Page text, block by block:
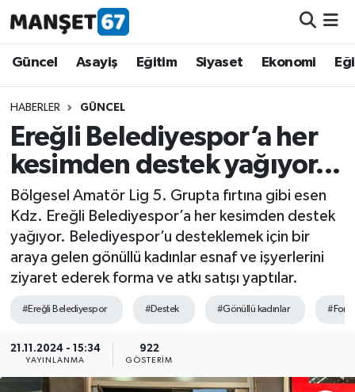
Güncel Asayiş Eğitim Siyaset Ekonomi
HABERLER GÜNCEL
Ereğli Belediyespor’a her
kesimden destek yağıyor...
Bölgesel Amatör Lig 5. Grupta fırtına gibi esen
Kdz. Ereğli Belediyespor’a her kesimden destek
yağıyor. Belediyespor’u desteklemek için bir
araya gelen gönüllü kadınlar esnaf ve işyerlerini
ziyaret ederek forma ve atkı satışı yaptılar.
#Ereğli Belediyespor #Destek #Gönüllü kadınlar
21.11.2024 - 15:34
YAYINLANMA
922
GÖSTERIM
Güncel
Asayiş
Siyaset
Eğitim
Ekonomi
Kültür-Sanat
Magazin
Medya